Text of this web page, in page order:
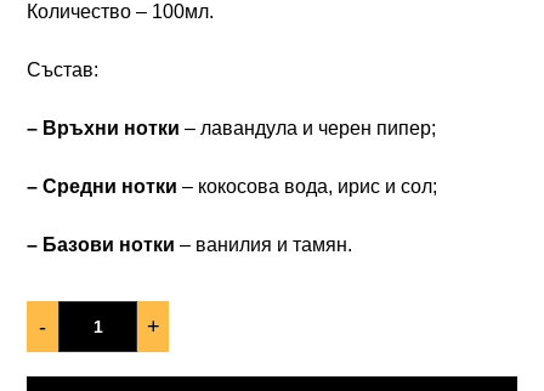
Количество – 100мл.
Състав:
– Връхни нотки – лавандула и черен пипер;
– Средни нотки – кокосова вода, ирис и сол;
– Базови нотки – ванилия и тамян.
- +